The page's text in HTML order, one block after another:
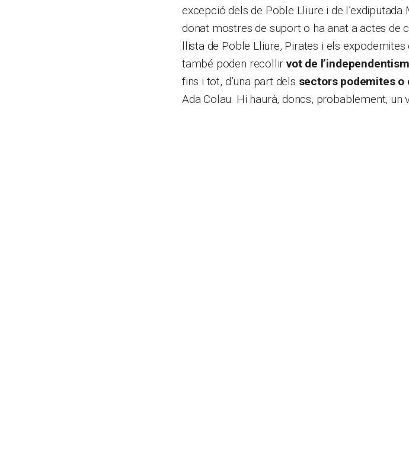
excepció dels de Poble Lliure i de
donat mostres de suport o ha anat a actes de
llista de Poble Lliure, Pirates i els expodemites
també poden recollirvot de
fins i tot, d’una part dels sectors podemites
Ada Colau. Hi haurà, doncs, probablement, un